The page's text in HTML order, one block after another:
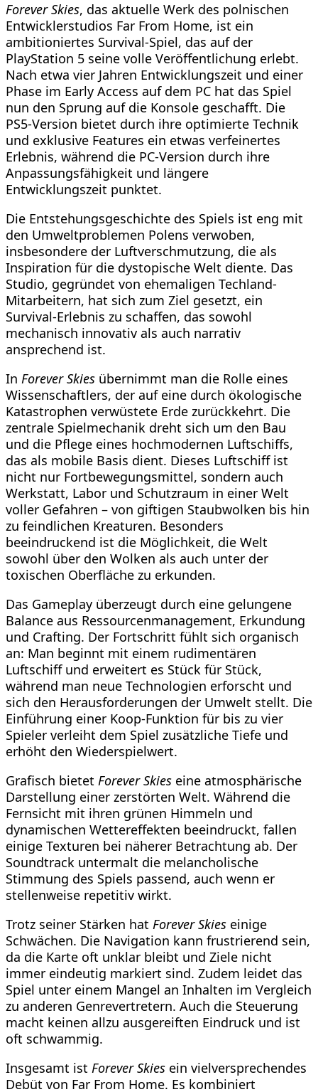
Forever Skies, das aktuelle Werk des polnischen
Entwicklerstudios Far From Home, ist ein
ambitioniertes Survival-Spiel, das auf der
PlayStation 5 seine volle Veröffentlichung erlebt.
Nach etwa vier Jahren Entwicklungszeit und einer
Phase im Early Access auf dem PC hat das Spiel
nun den Sprung auf die Konsole geschafft. Die
PS5-Version bietet durch ihre optimierte Technik
und exklusive Features ein etwas verfeinertes
Erlebnis, während die PC-Version durch ihre
Anpassungsfähigkeit und längere
Entwicklungszeit punktet.
Die Entstehungsgeschichte des Spiels ist eng mit
den Umweltproblemen Polens verwoben,
insbesondere der Luftverschmutzung, die als
Inspiration für die dystopische Welt diente. Das
Studio, gegründet von ehemaligen Techland-
Mitarbeitern, hat sich zum Ziel gesetzt, ein
Survival-Erlebnis zu schaffen, das sowohl
mechanisch innovativ als auch narrativ
ansprechend ist.
In Forever Skies übernimmt man die Rolle eines
Wissenschaftlers, der auf eine durch ökologische
Katastrophen verwüstete Erde zurückkehrt. Die
zentrale Spielmechanik dreht sich um den Bau
und die Pflege eines hochmodernen Luftschiffs,
das als mobile Basis dient. Dieses Luftschiff ist
nicht nur Fortbewegungsmittel, sondern auch
Werkstatt, Labor und Schutzraum in einer Welt
voller Gefahren – von giftigen Staubwolken bis hin
zu feindlichen Kreaturen. Besonders
beeindruckend ist die Möglichkeit, die Welt
sowohl über den Wolken als auch unter der
toxischen Oberfläche zu erkunden.
Das Gameplay überzeugt durch eine gelungene
Balance aus Ressourcenmanagement, Erkundung
und Crafting. Der Fortschritt fühlt sich organisch
an: Man beginnt mit einem rudimentären
Luftschiff und erweitert es Stück für Stück,
während man neue Technologien erforscht und
sich den Herausforderungen der Umwelt stellt. Die
Einführung einer Koop-Funktion für bis zu vier
Spieler verleiht dem Spiel zusätzliche Tiefe und
erhöht den Wiederspielwert.
Grafisch bietet Forever Skies eine atmosphärische
Darstellung einer zerstörten Welt. Während die
Fernsicht mit ihren grünen Himmeln und
dynamischen Wettereffekten beeindruckt, fallen
einige Texturen bei näherer Betrachtung ab. Der
Soundtrack untermalt die melancholische
Stimmung des Spiels passend, auch wenn er
stellenweise repetitiv wirkt.
Trotz seiner Stärken hat Forever Skies einige
Schwächen. Die Navigation kann frustrierend sein,
da die Karte oft unklar bleibt und Ziele nicht
immer eindeutig markiert sind. Zudem leidet das
Spiel unter einem Mangel an Inhalten im Vergleich
zu anderen Genrevertretern. Auch die Steuerung
macht keinen allzu ausgereiften Eindruck und ist
oft schwammig.
Insgesamt ist Forever Skies ein vielversprechendes
Debüt von Far From Home. Es kombiniert